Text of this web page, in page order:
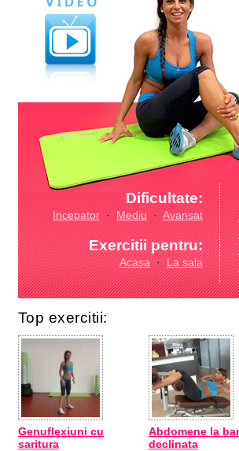
Dificultate:
Incepator·Mediu·Avansat
Exercitii pentru:
Acasa·La sala
Top exercitii:
Genuflexiuni cu
saritura
Abdomene la
declinata